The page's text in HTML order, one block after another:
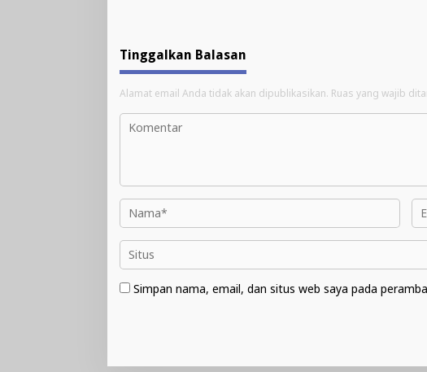
Tinggalkan Balasan
Alamat email Anda tidak akan dipublikasikan. Ruas yang wajib
Simpan nama, email, dan situs web saya pada